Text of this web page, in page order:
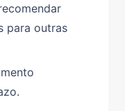
para outras